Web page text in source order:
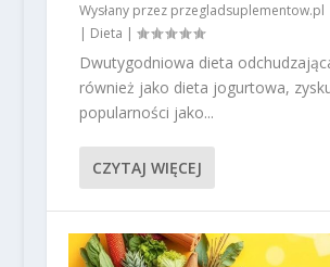
Wysłany przez przegladsuplementow.pl
| Dieta |
Dwutygodniowa dieta
również jako dieta jogurtowa,
popularności jako...
CZYTAJ WIĘCEJ